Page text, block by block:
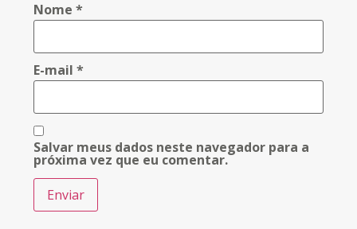
Nome*
E-mail*
Salvar meus dados neste navegador para a
próxima vez que eu comentar.